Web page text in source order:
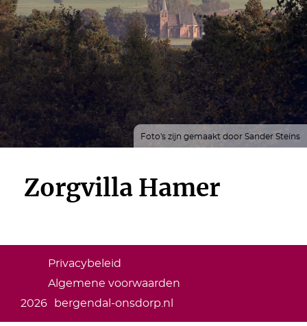
Foto's zijn gemaakt door Sander Steins
Zorgvilla Hamer
2026 bergendal-onsdorp.nl
Privacybeleid
Algemene voorwaarden